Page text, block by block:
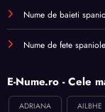
Nume de baieti
Nume de fete spaniole
E-Nume.ro - Cele
ADRIANA AILBHE